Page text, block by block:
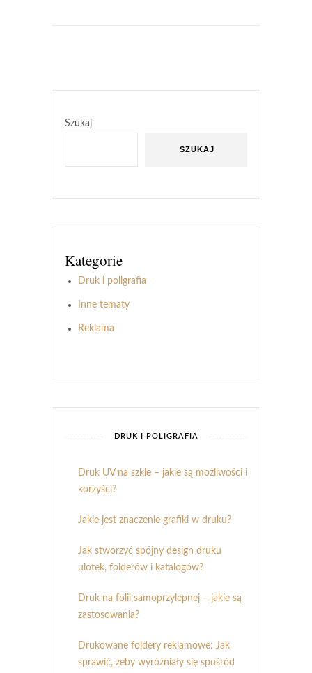
Szukaj
SZUKAJ
Kategorie
Druk i poligrafia
Inne tematy
Reklama
DRUK I POLIGRAFIA
Druk UV na szkle – jakie są możliwości i
korzyści?
Jakie jest znaczenie grafiki w druku?
Jak stworzyć spójny design druku
ulotek, folderów i katalogów?
Druk na folii samoprzylepnej – jakie są
zastosowania?
Drukowane foldery reklamowe: Jak
sprawić, żeby wyróżniały się spośród